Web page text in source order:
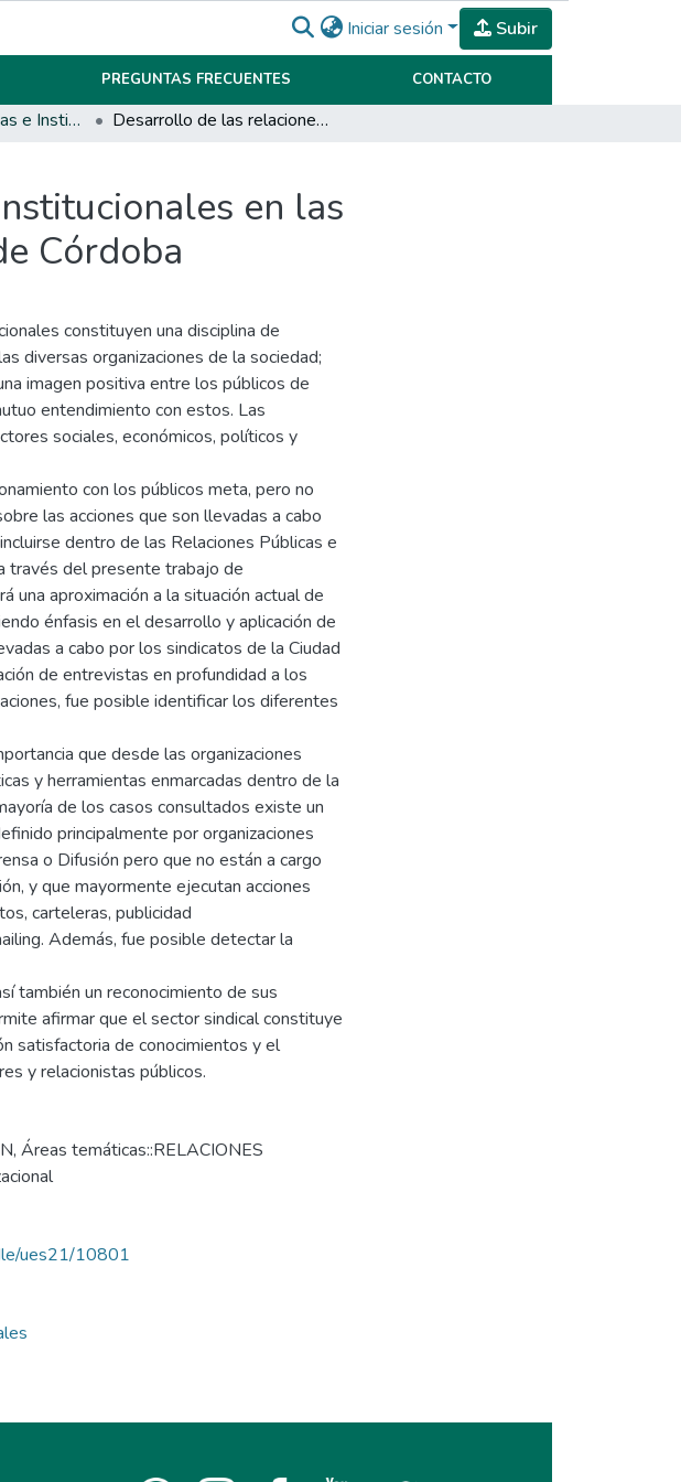
Iniciar sesión Subir
PREGUNTAS FRECUENTES CONTACTO
Relaciones Públicas e Institucionales Desarrollo de las relaciones públicas e institucionales en las organizaciones sindicales de la Ciudad de Córdoba
en las
Córdoba
constituyen una disciplina de
diversas organizaciones de la sociedad;
imagen positiva entre los públicos de
entendimiento con estos. Las
sociales, económicos, políticos y
con los públicos meta, pero no
las acciones que son llevadas a cabo
dentro de las Relaciones Públicas e
través del presente trabajo de
una aproximación a la situación actual de
énfasis en el desarrollo y aplicación de
a cabo por los sindicatos de la Ciudad
de entrevistas en profundidad a los
fue posible identificar los diferentes
que desde las organizaciones
y herramientas enmarcadas dentro de la
de los casos consultados existe un
principalmente por organizaciones
o Difusión pero que no están a cargo
y que mayormente ejecutan acciones
carteleras, publicidad
Además, fue posible detectar la
también un reconocimiento de sus
afirmar que el sector sindical constituye
satisfactoria de conocimientos y el
y relacionistas públicos.
, Áreas temáticas::RELACIONES
ues21/10801